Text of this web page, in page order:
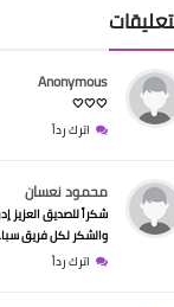
Anonymous
🤍🤍🤍
اترك رداً
محمود نعسان
شكراً للصديق العزيز
والشكر لكل فريق سبا.
اترك رداً